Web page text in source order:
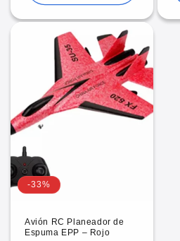
-33%
Avión RC Planeador de
Espuma EPP – Rojo